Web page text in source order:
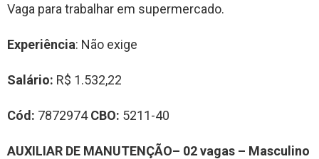
Vaga para trabalhar em supermercado.
Experiência: Não exige
Salário: R$ 1.532,22
Cód: 7872974CBO: 5211-40
AUXILIAR DE MANUTENÇÃO– 02 vagas – Masculino